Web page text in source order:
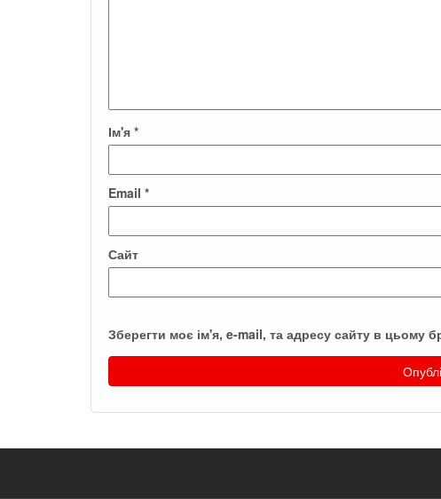
Ім'я *
Email *
Сайт
Зберегти моє ім'я, e-mail, та адресу сайту в цьому